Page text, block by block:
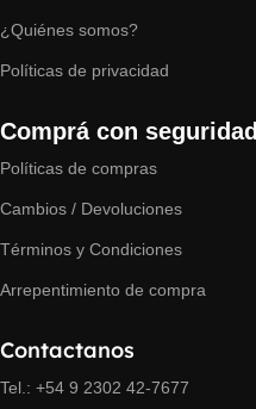
¿Quiénes somos?
Políticas de privacidad
Comprá con seguridad
Políticas de compras
Cambios / Devoluciones
Términos y Condiciones
Arrepentimiento de compra
Contactanos
Tel.: +54 9 2302 42-7677